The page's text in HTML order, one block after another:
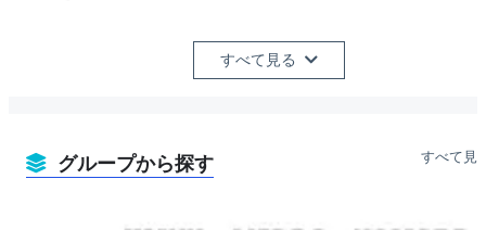
すべて見る
グループから探す すべて見